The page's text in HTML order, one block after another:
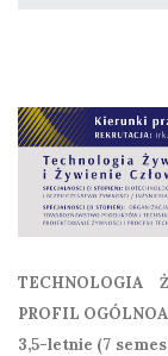
TECHNOLOGIA
PROFIL
3,5-letnie (7